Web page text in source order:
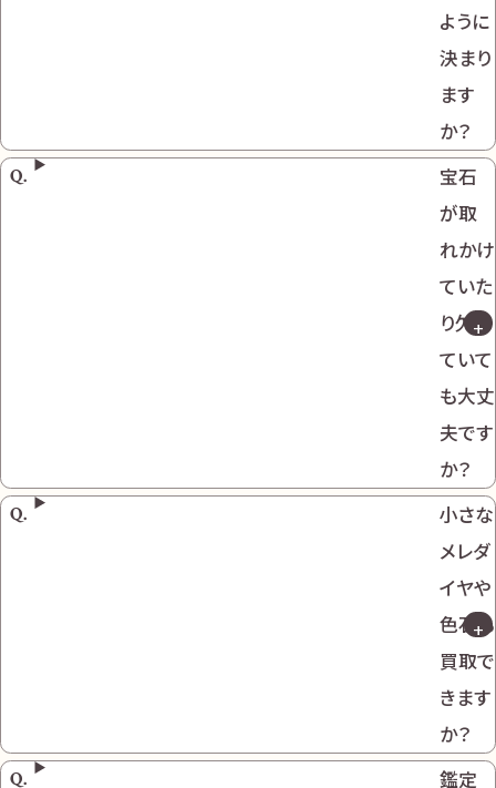
ように
決まり
ます
か？
宝石
が取
れかけ
ていた
り欠け
ていて
も大丈
夫です
か？
小さな
メレダ
イヤや
色石も
買取で
きます
か？
鑑定